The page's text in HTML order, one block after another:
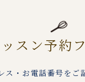
スン予約
ス・お電話番号をご